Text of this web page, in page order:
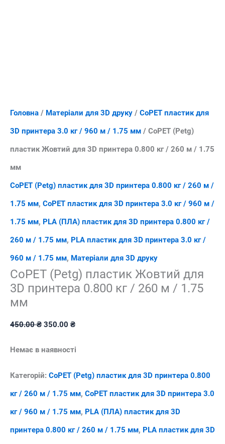
Головна / Матеріали для 3D друку / CoPET пластик для
3D принтера 3.0 кг / 960 м / 1.75 мм / CoPET (Petg)
пластик Жовтий для 3D принтера 0.800 кг / 260 м / 1.75
мм
CoPET (Petg) пластик для 3D принтера 0.800 кг / 260 м /
1.75 мм, CoPET пластик для 3D принтера 3.0 кг / 960 м /
1.75 мм, PLA (ПЛА) пластик для 3D принтера 0.800 кг /
260 м / 1.75 мм, PLA пластик для 3D принтера 3.0 кг /
960 м / 1.75 мм, Матеріали для 3D друку
CoPET (Petg) пластик Жовтий для
3D принтера 0.800 кг / 260 м / 1.75
мм
450.00₴ Оригінальна
350.00 ₴Поточна
Немає в наявності
Категорій: CoPET (Petg) пластик для 3D принтера 0.800
кг / 260 м / 1.75 мм, CoPET пластик для 3D принтера 3.0
кг / 960 м / 1.75 мм, PLA (ПЛА) пластик для 3D
принтера 0.800 кг / 260 м / 1.75 мм, PLA пластик для 3D